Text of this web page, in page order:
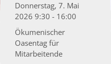
Donnerstag, 7. Mai
2026 9:30 - 16:00
Ökumenischer
Oasentag für
Mitarbeitende